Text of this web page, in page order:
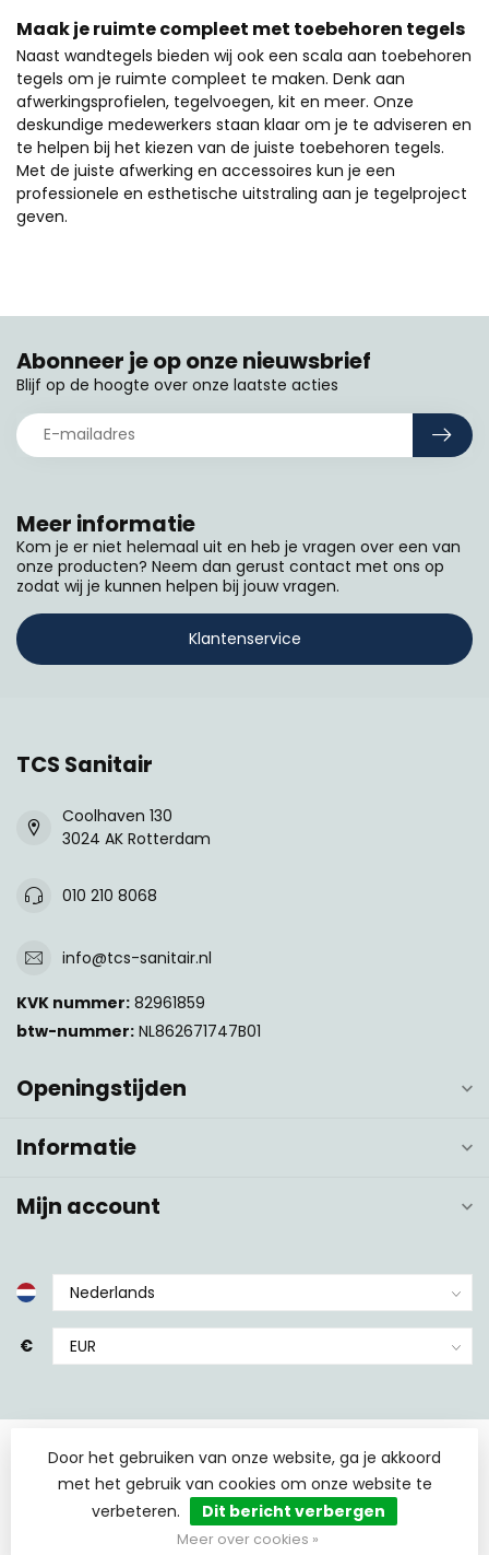
Maak je ruimte compleet met toebehoren tegels
Naast wandtegels bieden wij ook een scala aan toebehoren
tegels om je ruimte compleet te maken. Denk aan
afwerkingsprofielen, tegelvoegen, kit en meer. Onze
deskundige medewerkers staan klaar om je te adviseren en
te helpen bij het kiezen van de juiste toebehoren tegels.
Met de juiste afwerking en accessoires kun je een
professionele en esthetische uitstraling aan je tegelproject
geven.
Meer informatie
Kom je er niet helemaal uit en heb je vragen over een van
onze producten? Neem dan gerust contact met ons op
zodat wij je kunnen helpen bij jouw vragen.
Klantenservice
Abonneer je op onze nieuwsbrief
Blijf op de hoogte over onze laatste acties
TCS Sanitair
Coolhaven 130
3024 AK Rotterdam
010 210 8068
info@tcs-sanitair.nl
KVK nummer: 82961859
btw-nummer: NL862671747B01
Openingstijden
Informatie
Mijn account
€
© Copyright 2026 TCS Sanitair- Powered byLightspeed
Lightspeed design byDyvelopment
Door het gebruiken van onze website, ga je akkoord
met het gebruik van cookies om onze website te
verbeteren.
Dit bericht verbergen
Meer over cookies »